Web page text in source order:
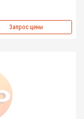
Запрос цены